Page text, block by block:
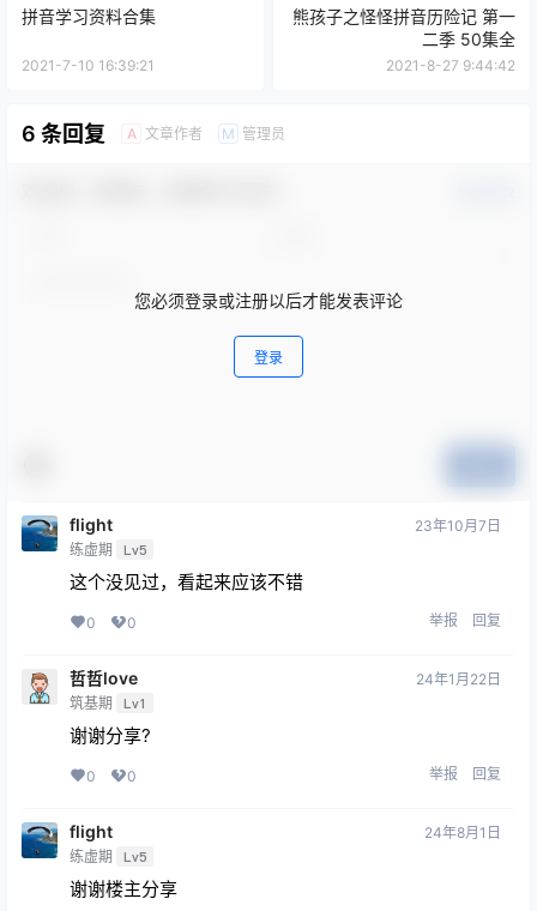
拼音学习资料合集
2021-7-10 16:39:21
熊孩子之怪怪拼音历险记 第一
二季 50集全
2021-8-27 9:44:42
6 条回复 A 文章作者 M 管理员
您必须登录或注册以后才能发表评论
登录
flight
练虚期 Lv5
23年10月7日
这个没见过，看起来应该不错
0 0 举报 回复
哲哲love
筑基期 Lv1
24年1月22日
谢谢分享?
0 0 举报 回复
flight
练虚期 Lv5
24年8月1日
谢谢楼主分享